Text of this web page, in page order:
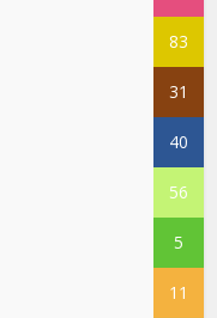
83
31
40
56
5
11